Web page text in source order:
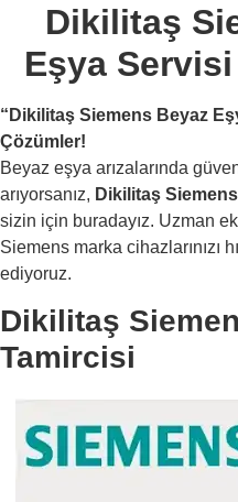
Dikilitaş
Eşya
“Dikilitaş Siemens Beyaz
Çözümler!
Beyaz eşya arızalarında
arıyorsanız, Dikilitaş
sizin için buradayız. Uzman
Siemens marka cihazlarınızı
ediyoruz.
Dikilitaş
Tamircisi